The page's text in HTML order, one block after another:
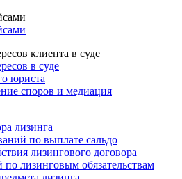
клиента в суде
в суде
юриста
споров и медиация
лизинга
по выплате сальдо
лизингового договора
по лизинговым обязательствам